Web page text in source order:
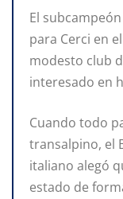
El
para Cerci en
modesto club
interesado en
Cuando todo
transalpino, el
italiano alegó
estado de